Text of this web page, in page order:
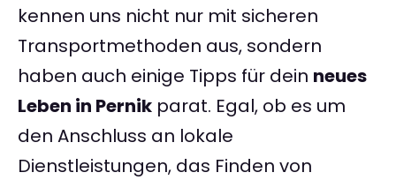
kennen uns nicht nur mit sicheren
Transportmethoden aus, sondern
haben auch einige Tipps für dein neues
Leben in Pernik parat. Egal, ob es um
den Anschluss an lokale
Dienstleistungen, das Finden von